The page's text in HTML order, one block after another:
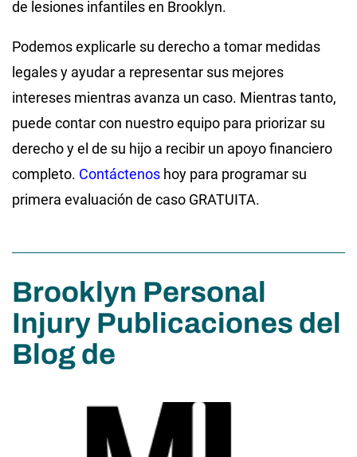
de lesiones infantiles en Brooklyn.
Podemos explicarle su derecho a tomar medidas
legales y ayudar a representar sus mejores
intereses mientras avanza un caso. Mientras tanto,
puede contar con nuestro equipo para priorizar su
derecho y el de su hijo a recibir un apoyo financiero
completo. Contáctenos hoy para programar su
primera evaluación de caso GRATUITA.
Brooklyn Personal
Injury Publicaciones del
Blog de